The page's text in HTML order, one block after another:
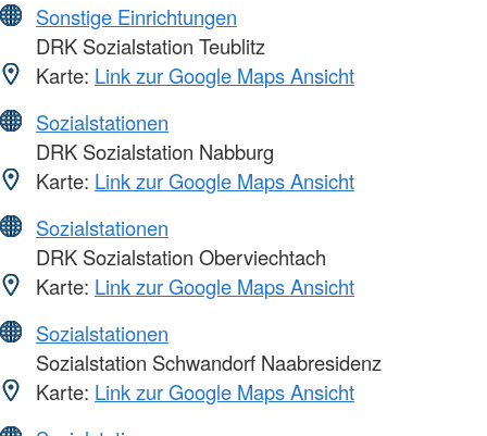
Sonstige Einrichtungen
DRK Sozialstation Teublitz
Karte: Link zur Google Maps Ansicht
Sozialstationen
DRK Sozialstation Nabburg
Karte: Link zur Google Maps Ansicht
Sozialstationen
DRK Sozialstation Oberviechtach
Karte: Link zur Google Maps Ansicht
Sozialstationen
Sozialstation Schwandorf Naabresidenz
Karte: Link zur Google Maps Ansicht